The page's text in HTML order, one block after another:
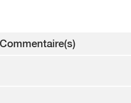
Commentaire(s)